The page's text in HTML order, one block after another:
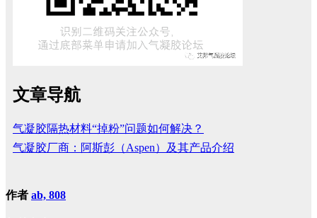
文章导航
气凝胶隔热材料“掉粉”问题如何解决？
气凝胶厂商：阿斯彭（Aspen）及其产品介绍
作者 ab, 808